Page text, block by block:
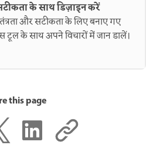
के साथ डिज़ाइन करें
और सटीकता के लिए बनाए गए
टूल के साथ अपने विचारों में जान डालें।
this page